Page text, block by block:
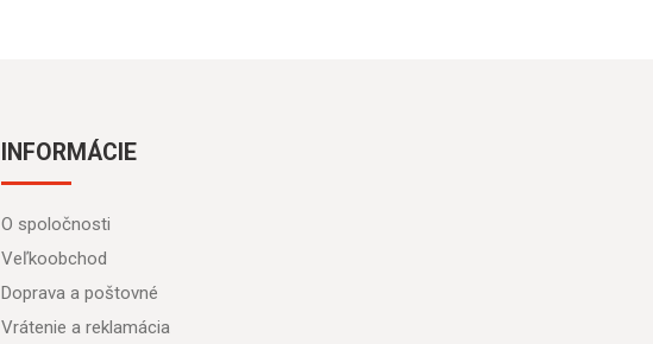
INFORMÁCIE
O spoločnosti
Veľkoobchod
Doprava a poštovné
Vrátenie a reklamácia